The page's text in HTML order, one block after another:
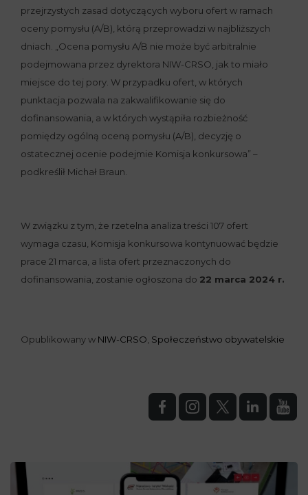
przejrzystych zasad dotyczących wyboru ofert w ramach
oceny pomysłu (A/B), którą przeprowadzi w najbliższych
dniach. „Ocena pomysłu A/B nie może być arbitralnie
podejmowana przez dyrektora NIW-CRSO, jak to miało
miejsce do tej pory. W przypadku ofert, w których
punktacja pozwala na zakwalifikowanie się do
dofinansowania, a w których wystąpiła rozbieżność
pomiędzy ogólną oceną pomysłu (A/B), decyzję o
ostatecznej ocenie podejmie Komisja konkursowa” –
podkreślił Michał Braun.
W związku z tym, że rzetelna analiza treści 107 ofert
wymaga czasu, Komisja konkursowa kontynuować będzie
prace 21 marca, a lista ofert przeznaczonych do
dofinansowania, zostanie ogłoszona do 22 marca 2024 r.
Opublikowany w NIW-CRSO Społeczeństwo obywatelskie